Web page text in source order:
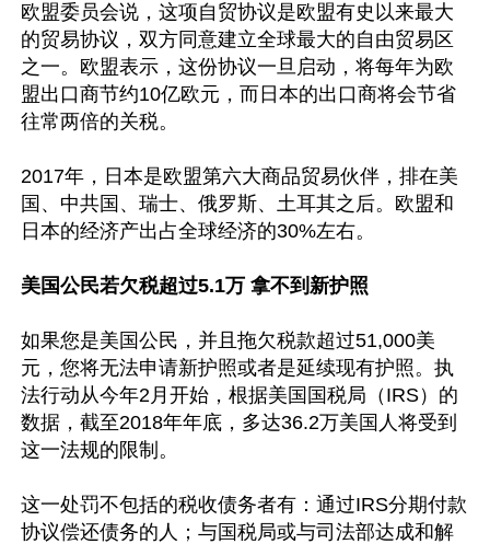
欧盟委员会说，这项自贸协议是欧盟有史以来最大
的贸易协议，双方同意建立全球最大的自由贸易区
之一。欧盟表示，这份协议一旦启动，将每年为欧
盟出口商节约10亿欧元，而日本的出口商将会节省
往常两倍的关税。
2017年，日本是欧盟第六大商品贸易伙伴，排在美
国、中共国、瑞士、俄罗斯、土耳其之后。欧盟和
日本的经济产出占全球经济的30%左右。
美国公民若欠税超过5.1万 拿不到新护照
如果您是美国公民，并且拖欠税款超过51,000美
元，您将无法申请新护照或者是延续现有护照。执
法行动从今年2月开始，根据美国国税局（IRS）的
数据，截至2018年年底，多达36.2万美国人将受到
这一法规的限制。
这一处罚不包括的税收债务者有：通过IRS分期付款
协议偿还债务的人；与国税局或与司法部达成和解